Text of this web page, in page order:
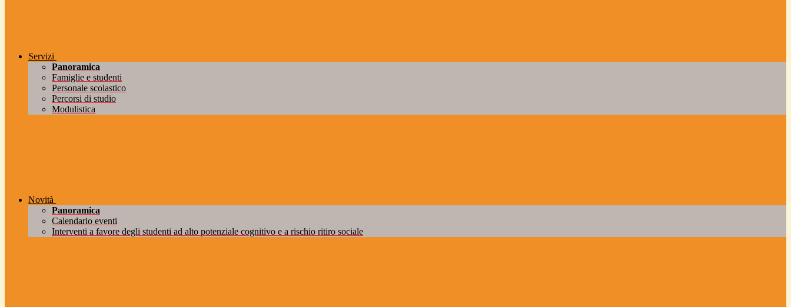
Servizi
Panoramica
Famiglie e studenti
Personale scolastico
Percorsi di studio
Modulistica
Novità
Panoramica
Calendario eventi
Interventi a favore degli studenti ad alto potenziale cognitivo e a rischio ritiro sociale